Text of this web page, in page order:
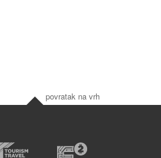
povratak na vrh